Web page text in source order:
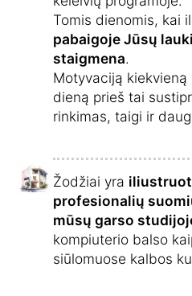
Tomis dienomis, kai
pabaigoje Jūsų
staigmena.
Motyvaciją
dieną prieš tai
rinkimas, taigi ir
Žodžiai yra
profesionalių
mūsų garso
kompiuterio balso
siūlomuose kalbos